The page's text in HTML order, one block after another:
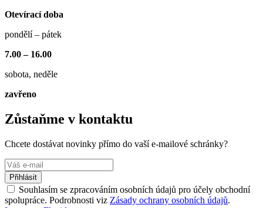
Otevírací doba
pondělí – pátek
7.00 – 16.00
sobota, neděle
zavřeno
Zůstaňme v kontaktu
Chcete dostávat novinky přímo do vaší e-mailové schránky?
Přihlásit
Souhlasím se zpracováním osobních údajů pro účely obchodní
spolupráce. Podrobnosti viz Zásady ochrany osobních údajů.